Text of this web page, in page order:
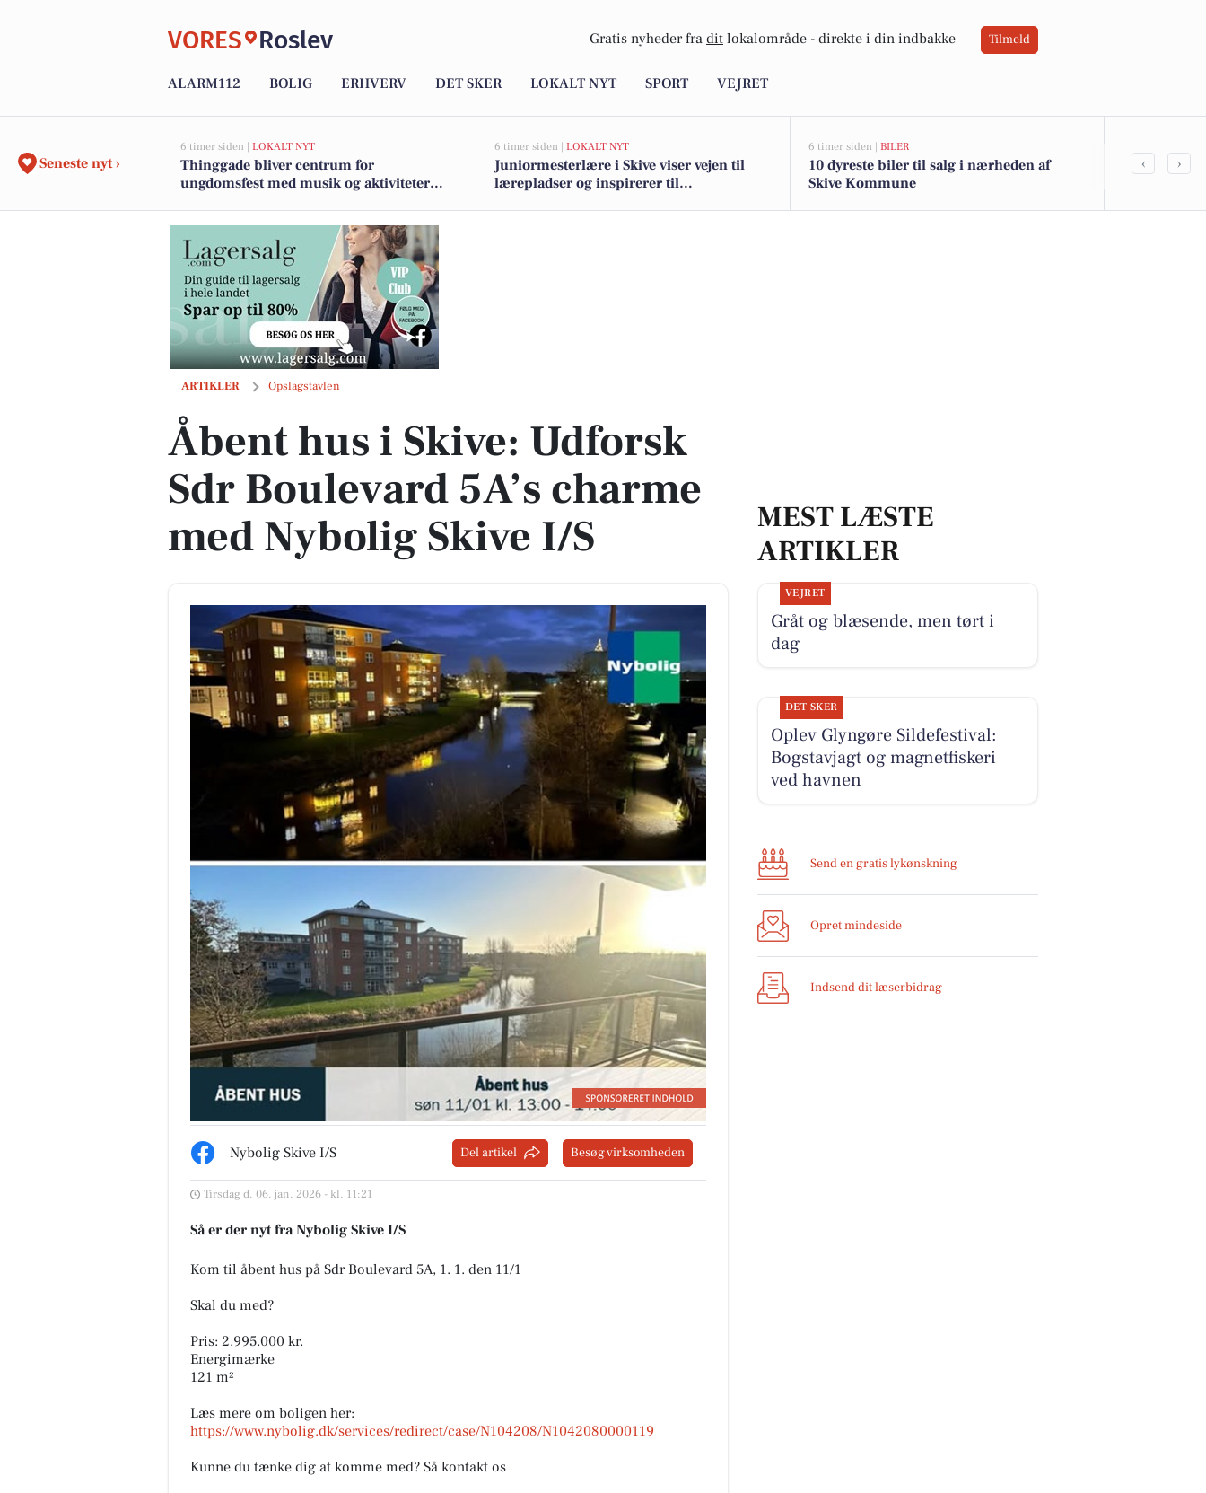
VORES Roslev Gratis nyheder fra dit lokalområde - direkte i din indbakke Tilmeld
ALARM112 BOLIG ERHVERV DET SKER LOKALT NYT SPORT VEJRET
Seneste nyt ›
6 timer siden | LOKALT NYT
Thinggade bliver centrum for
ungdomsfest med musik og aktiviteter
6 timer siden | LOKALT NYT
Juniormesterlære i Skive viser vejen til
lærepladser og inspirerer til
6 timer siden | BILER
10 dyreste biler til salg i nærheden af
Skive Kommune
Skive
‹ ›
ARTIKLER Opslagstavlen
Åbent hus i Skive: Udforsk Sdr Boulevard 5A’s charme med Nybolig Skive I/S
Åbent hus i Skive: Udforsk
Sdr Boulevard 5A’s charme
med Nybolig Skive I/S
Nybolig Skive I/S Del artikel Besøg virksomheden
Tirsdag d. 06. jan. 2026 - kl. 11:21
Så er der nyt fra Nybolig Skive I/S
Kom til åbent hus på Sdr Boulevard 5A, 1. 1. den 11/1
Skal du med?
Pris: 2.995.000 kr.
Energimærke
121 m²
Læs mere om boligen her:
https://www.nybolig.dk/services/redirect/case/N104208/N1042080000119
Kunne du tænke dig at komme med? Så kontakt os
MEST LÆSTE
ARTIKLER
VEJRET
Gråt og blæsende, men tørt i
dag
DET SKER
Oplev Glyngøre Sildefestival:
Bogstavjagt og magnetfiskeri
ved havnen
Send en gratis lykønskning
Opret mindeside
Indsend dit læserbidrag